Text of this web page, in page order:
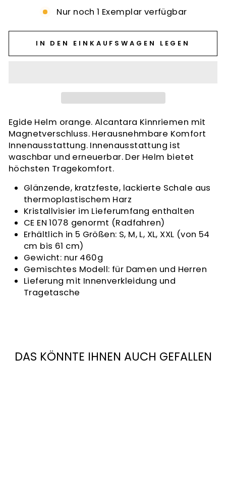
Nur noch 1 Exemplar verfügbar
IN DEN EINKAUFSWAGEN LEGEN
Egide Helm orange. Alcantara Kinnriemen mit
Magnetverschluss. Herausnehmbare Komfort
Innenausstattung. Innenausstattung ist
waschbar und erneuerbar. Der Helm bietet
höchsten Tragekomfort.
Glänzende, kratzfeste, lackierte Schale aus
thermoplastischem Harz
Kristallvisier im Lieferumfang enthalten
CE EN 1078 genormt (Radfahren)
Erhältlich in 5 Größen: S, M, L, XL, XXL (von 54
cm bis 61 cm)
Gewicht: nur 460g
Gemischtes Modell: für Damen und Herren
Lieferung mit Innenverkleidung und
Tragetasche
DAS KÖNNTE IHNEN AUCH GEFALLEN